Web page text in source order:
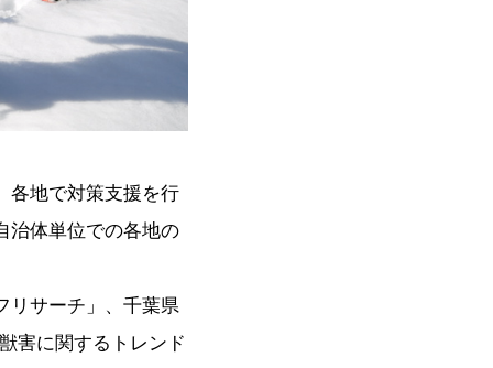
各地で対策支援を行
治体単位での各地の
リサーチ」、千葉県
害に関するトレンド